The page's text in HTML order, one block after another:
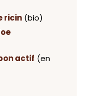
ricin (bio)
actif (en